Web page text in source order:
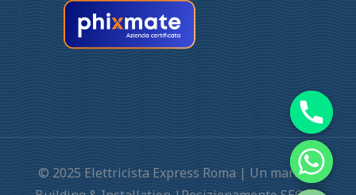
© 2025 Elettricista Express Roma | Un marchio